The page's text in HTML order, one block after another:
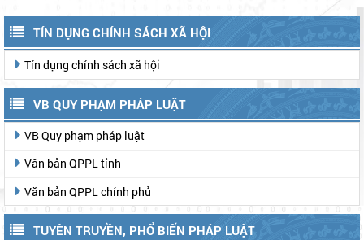
TÍN DỤNG CHÍNH SÁCH XÃ HỘI
Tín dụng chính sách xã hội
VB QUY PHẠM PHÁP LUẬT
VB Quy phạm pháp luật
Văn bản QPPL tỉnh
Văn bản QPPL chính phủ
TUYÊN TRUYỀN, PHỔ BIẾN PHÁP LUẬT